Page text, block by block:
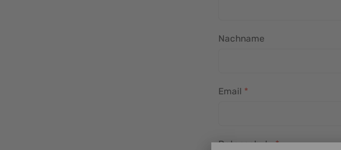
Nachname
Email
Datenschutz